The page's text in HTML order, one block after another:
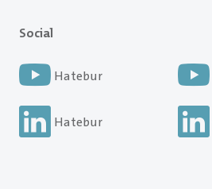
Social
Hatebur
Hatebur